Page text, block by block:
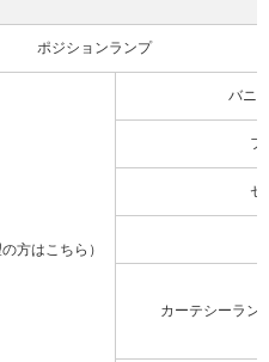
ポジションランプ
方はこちら）
バニ
フ
セ
カーテシーラン